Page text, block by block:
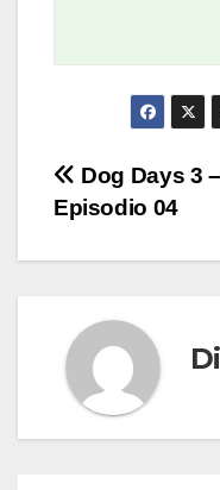
articoli
Dog Days 3 –
Episodio 04
Di